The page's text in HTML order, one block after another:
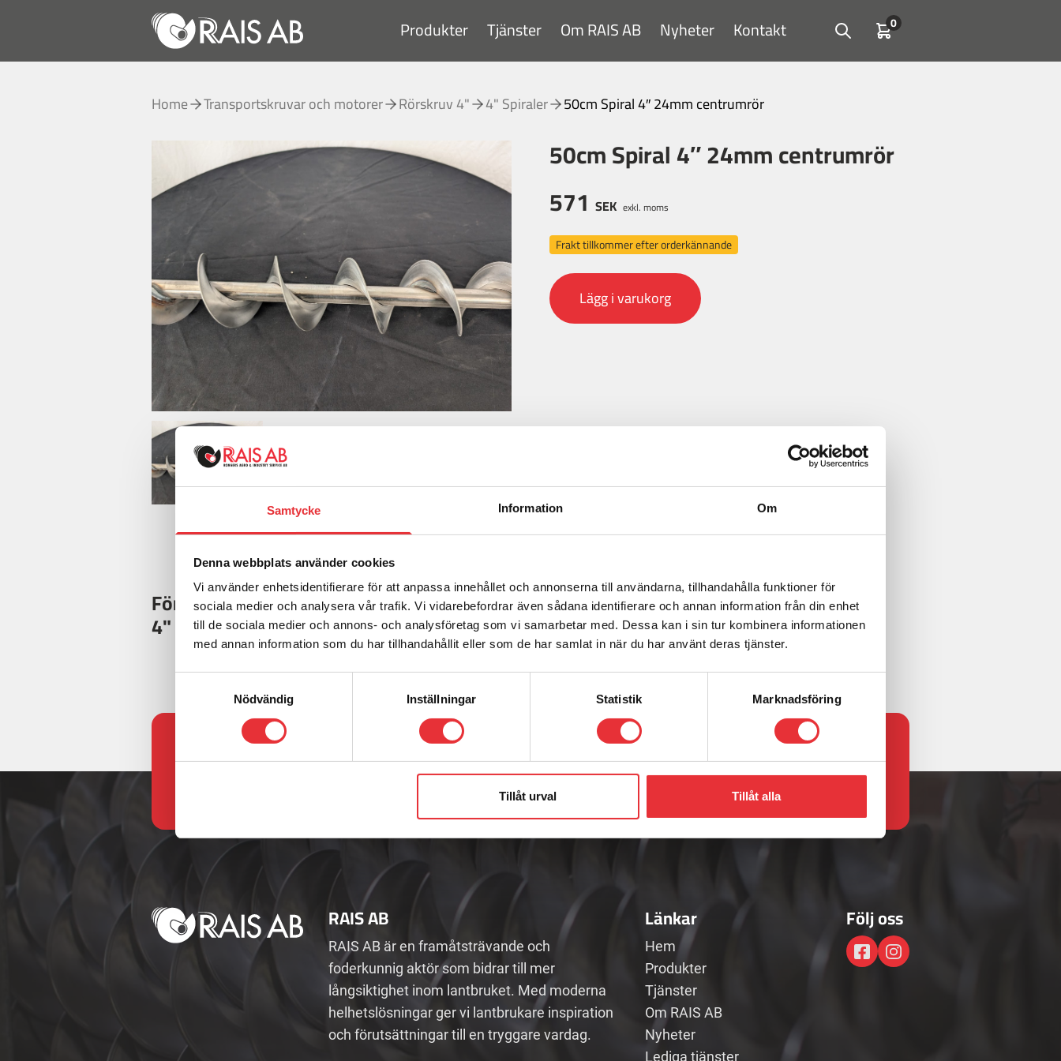
Samtycke Information Om
Denna webbplats använder cookies
Vi använder enhetsidentifierare för att anpassa innehållet och annonserna till användarna, tillhandahålla funktioner för
sociala medier och analysera vår trafik. Vi vidarebefordrar även sådana identifierare och annan information från din enhet
till de sociala medier och annons- och analysföretag som vi samarbetar med. Dessa kan i sin tur kombinera informationen
med annan information som du har tillhandahållit eller som de har samlat in när du har använt deras tjänster.
Nödvändig
Inställningar Statistik Marknadsföring
Tillåt urval Tillåt alla
Produkter Tjänster Om RAIS AB Nyheter Kontakt Open search
Kundvagn
0
Home Transportskruvar och motorer Rörskruv 4" 4" Spiraler 50cm Spiral 4″ 24mm centrumrör
50cm Spiral 4″ 24mm centrumrör
571 SEK exkl. moms
Frakt tillkommer efter orderkännande
Lägg i varukorg
För mer information om
4" Spiraler, kontakta oss:
Ring oss på
0512-301700 Kontakta oss
Adress
Badenetorp 1,
Telefon
0512-301700
E-post
info@raisab.com
RAIS AB
RAIS AB är en framåtsträvande och
foderkunnig aktör som bidrar till mer
långsiktighet inom lantbruket. Med moderna
helhetslösningar ger vi lantbrukare inspiration
och förutsättningar till en tryggare vardag.
Länkar
Hem
Produkter
Tjänster
Om RAIS AB
Nyheter
Lediga tjänster
Följ oss